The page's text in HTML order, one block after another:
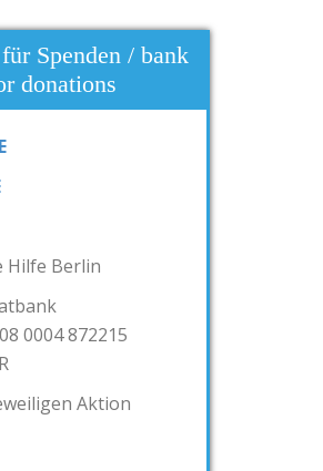
Spenden / bank
donations
Hilfe Berlin
0004 872215
Aktion